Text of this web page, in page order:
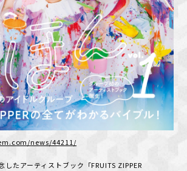
news/44211/
たアーティストブック「FRUITS ZIPPER